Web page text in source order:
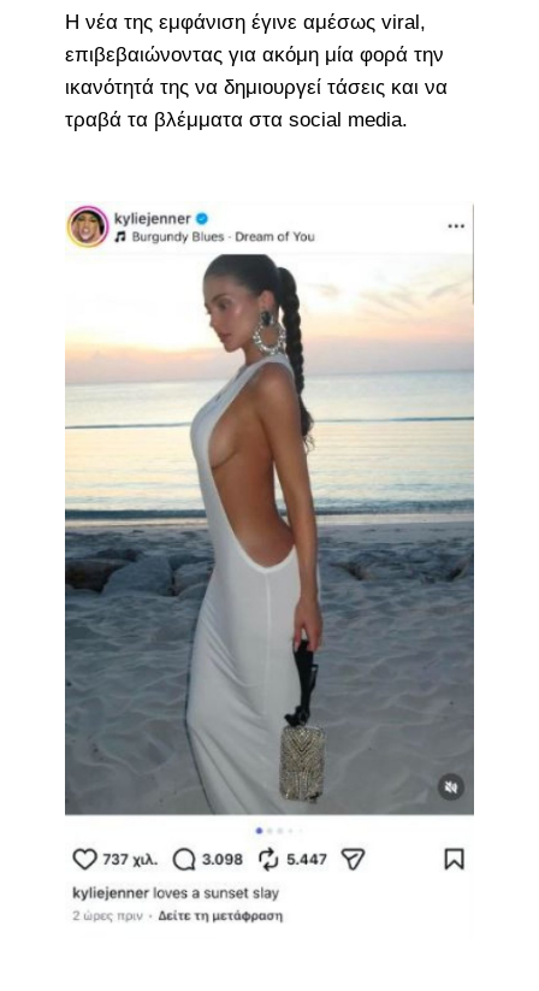
Η νέα της εμφάνιση έγινε αμέσως viral,
επιβεβαιώνοντας για ακόμη μία φορά την
ικανότητά της να δημιουργεί τάσεις και να
τραβά τα βλέμματα στα social media.